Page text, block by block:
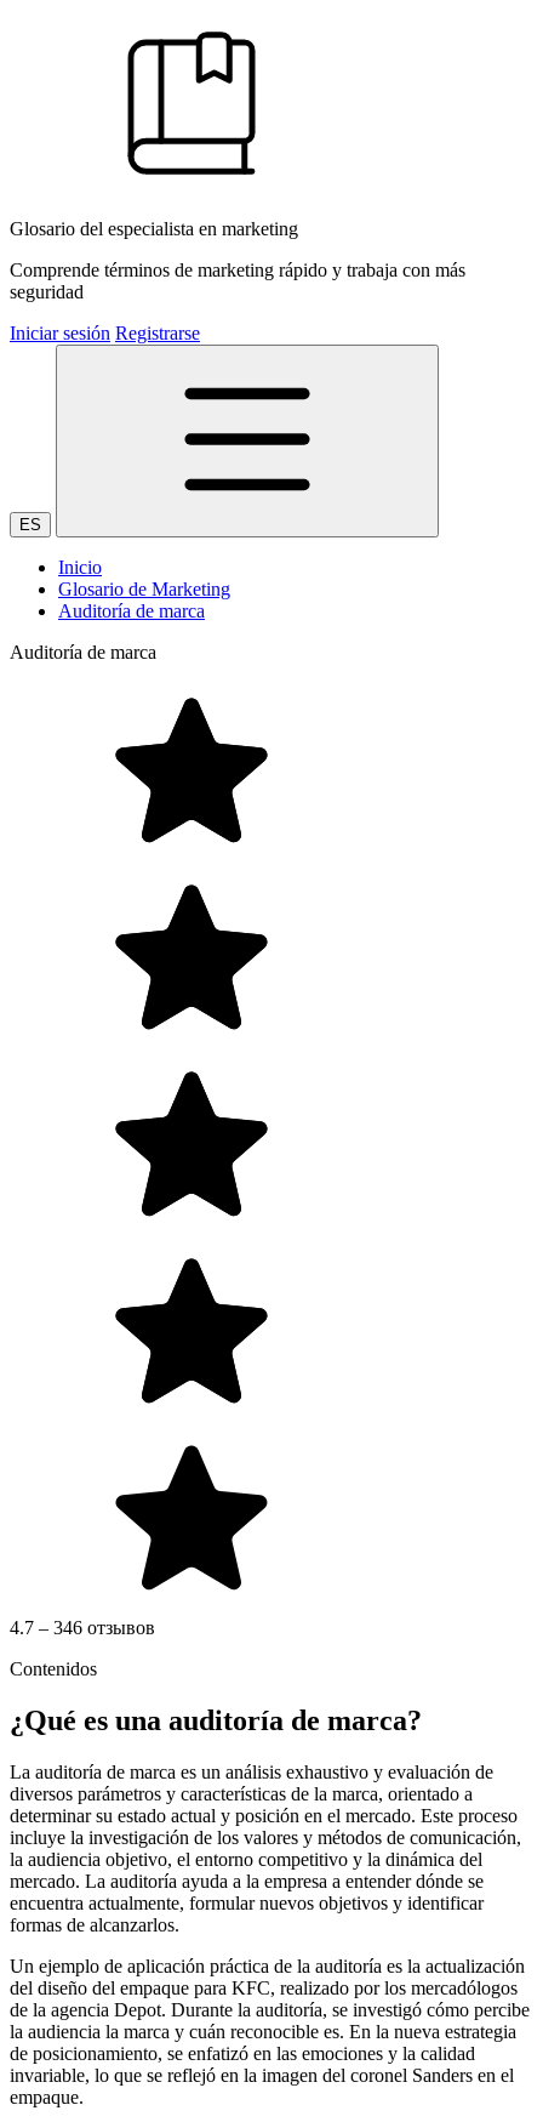
Glosario del especialista en marketing
Comprende términos de marketing rápido y trabaja con más
seguridad
Iniciar sesión Registrarse
ES
Inicio
Glosario de Marketing
Auditoría de marca
Auditoría de marca
4.7 – 346 отзывов
Contenidos
¿Qué es una auditoría de marca?
La auditoría de marca es un análisis exhaustivo y evaluación de
diversos parámetros y características de la marca, orientado a
determinar su estado actual y posición en el mercado. Este proceso
incluye la investigación de los valores y métodos de comunicación,
la audiencia objetivo, el entorno competitivo y la dinámica del
mercado. La auditoría ayuda a la empresa a entender dónde se
encuentra actualmente, formular nuevos objetivos y identificar
formas de alcanzarlos.
Un ejemplo de aplicación práctica de la auditoría es la actualización
del diseño del empaque para KFC, realizado por los mercadólogos
de la agencia Depot. Durante la auditoría, se investigó cómo percibe
la audiencia la marca y cuán reconocible es. En la nueva estrategia
de posicionamiento, se enfatizó en las emociones y la calidad
invariable, lo que se reflejó en la imagen del coronel Sanders en el
empaque.